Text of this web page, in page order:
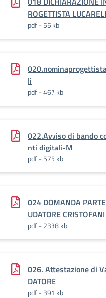
ROGETTISTA
pdf - 55 kb
li
pdf - 467 kb
022.Avviso di bando
nti digitali-M
pdf - 575 kb
024 DOMANDA
UDATORE
pdf - 2338 kb
026. Attestazione di
DATORE
pdf - 391 kb